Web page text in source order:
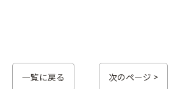
一覧に戻る 次のページ >